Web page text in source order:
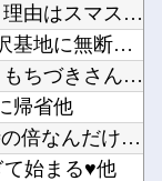
スロッターさん「優遇冷遇はある。理由はスマスロだから、これだ...
大進連所属の学生8人、在韓米軍平沢基地に無断侵入…米軍により...
ヤニネコ・みぃちゃん・のあ先輩・もちづきさん「結婚してくださ...
帰省他
【SSD】1TBで1.5万とか、買った時の倍なんだけど今だと...
始まる♥他